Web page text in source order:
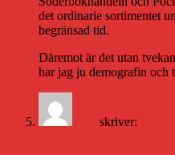
det ordinarie sortimentet
begränsad tid.
Däremot är det utan
har jag ju demografin
skriver: